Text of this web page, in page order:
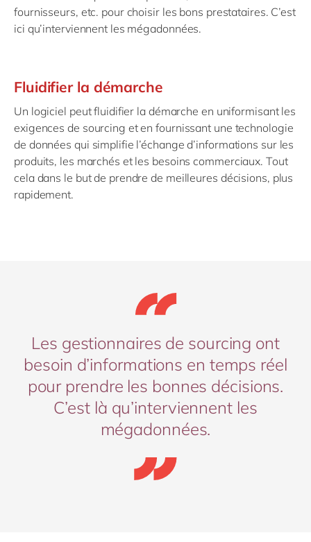
fournisseurs, etc. pour choisir les bons prestataires. C’est
ici qu’interviennent les mégadonnées.
Fluidifier la démarche
Un logiciel peut fluidifier la démarche en uniformisant les
exigences de sourcing et en fournissant une technologie
de données qui simplifie l’échange d’informations sur les
produits, les marchés et les besoins commerciaux. Tout
cela dans le but de prendre de meilleures décisions, plus
rapidement.
Les gestionnaires de sourcing ont
besoin d’informations en temps réel
pour prendre les bonnes décisions.
C’est là qu’interviennent les
mégadonnées.